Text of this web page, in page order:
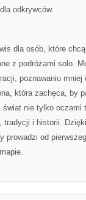
odkrywców.
dla osób, które
z podróżami solo.
poznawaniu
która zachęca, by
nie tylko oczami
tradycji i historii.
prowadzi od